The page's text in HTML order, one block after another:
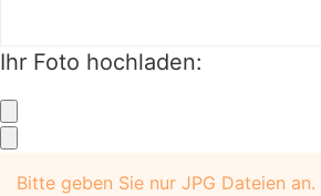
Ihr Foto hochladen:
Bitte geben Sie nur JPG Dateien